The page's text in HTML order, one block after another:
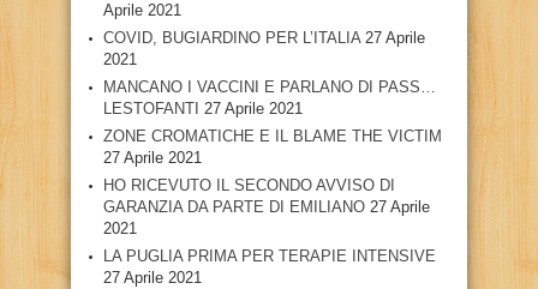
Aprile 2021
COVID, BUGIARDINO PER L’ITALIA 27 Aprile
2021
MANCANO I VACCINI E PARLANO DI PASS…
LESTOFANTI 27 Aprile 2021
ZONE CROMATICHE E IL BLAME THE VICTIM
27 Aprile 2021
HO RICEVUTO IL SECONDO AVVISO DI
GARANZIA DA PARTE DI EMILIANO 27 Aprile
2021
LA PUGLIA PRIMA PER TERAPIE INTENSIVE
27 Aprile 2021